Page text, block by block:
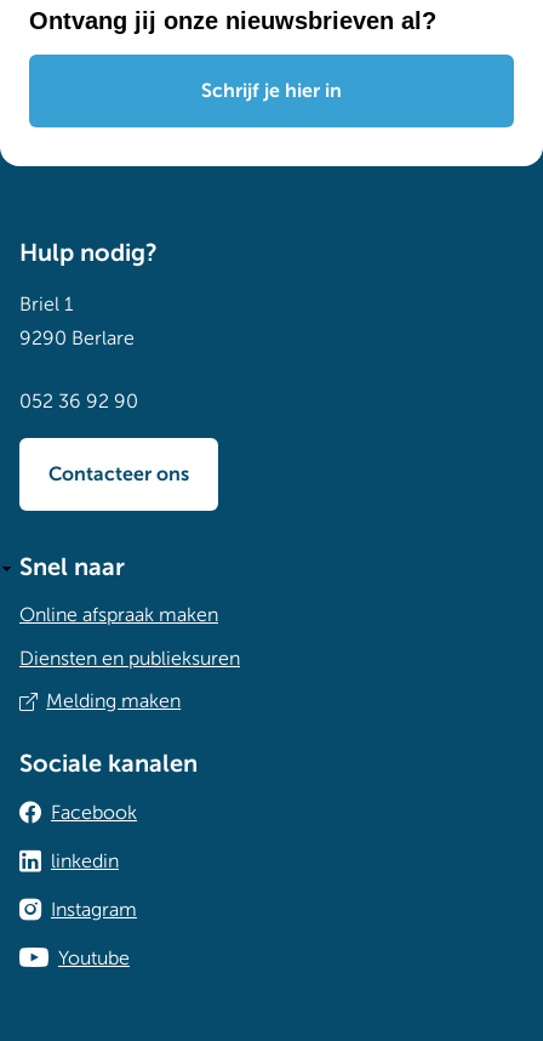
Ontvang jij onze nieuwsbrieven al?
Schrijf je hier in
Hulp nodig?
Briel 1
9290 Berlare
052 36 92 90
Contacteer ons
Snel naar
Online afspraak maken
Diensten en publieksuren
Melding maken
Sociale kanalen
Facebook
linkedin
Instagram
Youtube